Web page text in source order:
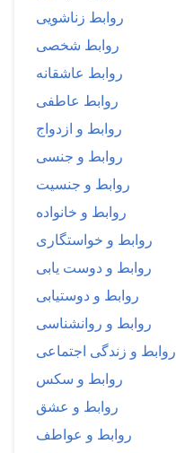
روابط زناشویی
روابط شخصی
روابط عاشقانه
روابط عاطفی
روابط و ازدواج
روابط و جنسی
روابط و جنسیت
روابط و خانواده
روابط و خواستگاری
روابط و دوست یابی
روابط و دوستیابی
روابط و روانشناسی
روابط و زندگی اجتماعی
روابط و سکس
روابط و عشق
روابط و عواطف